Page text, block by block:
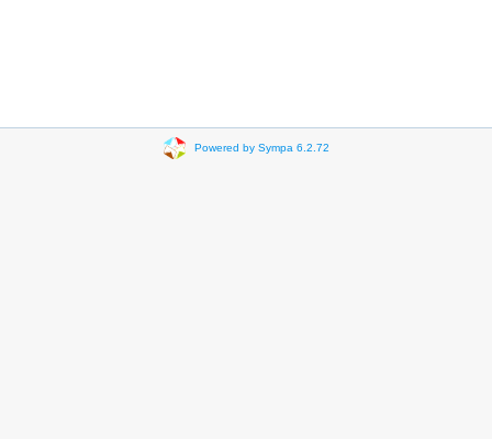
Powered by Sympa 6.2.72